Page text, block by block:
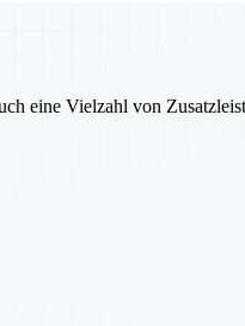
eine Vielzahl von